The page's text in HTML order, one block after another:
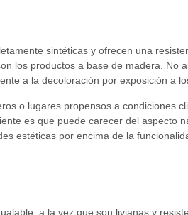
sintéticas y ofrecen una
los productos a base de madera. No
a la decoloración por exposición a
o lugares propensos a condiciones
es que puede carecer del aspecto
estéticas por encima de la
a la vez que son livianas y